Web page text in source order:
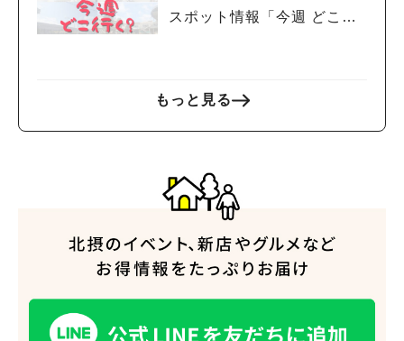
スポット情報「今週 どこい
もっと見る
人気のキーワード
#今週どこいく？#自然とふれあう#ランチ#カフェ #まとめ